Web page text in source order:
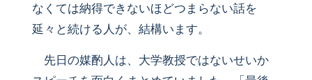
なくては納得できないほどつまらない話を
延々と続ける人が、結構います。
先日の媒酌人は、大学教授ではないせいか